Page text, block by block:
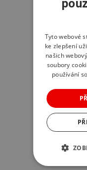
Tyto webové
ke zlepšení
našich
soubory
používání